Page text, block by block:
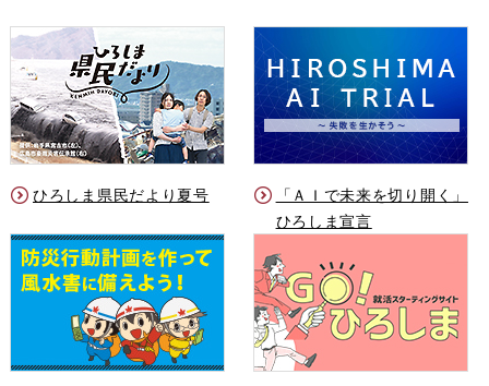
ひろしま県民だより夏号
「ＡＩで未来を切り開く」
ひろしま宣言